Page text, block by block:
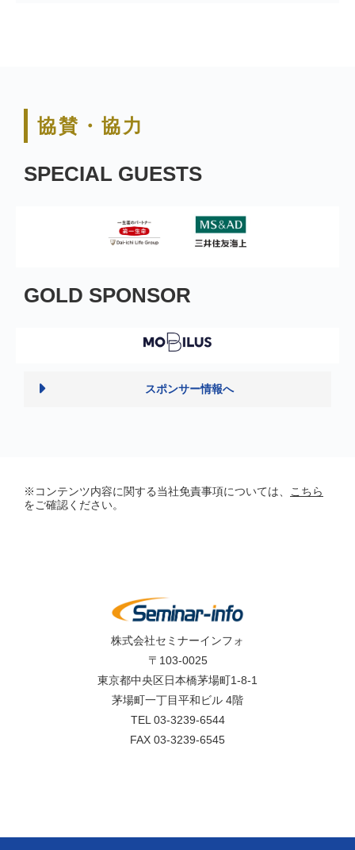
協賛・協力
SPECIAL GUESTS
GOLD SPONSOR
スポンサー情報へ
※コンテンツ内容に関する当社免責事項については、 こちら
をご確認ください。
株式会社セミナーインフォ
〒103-0025
東京都中央区日本橋茅場町1-8-1
茅場町一丁目平和ビル 4階
TEL 03-3239-6544
FAX 03-3239-6545